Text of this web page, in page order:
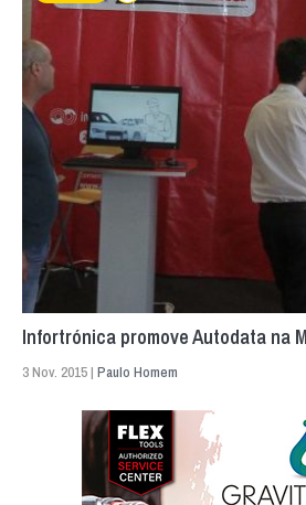
Infortrónica promove Autodata na
3 Nov. 2015 | Paulo Homem